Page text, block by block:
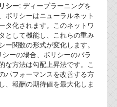
シー: ディープラーニングを
ポリシーはニューラルネット
タ化されます。このネットワ
として機能し、これらの重み
ー関数の形式が変化します。
シーの場合、ポリシーのパラ
な方法は勾配上昇法です。こ
パフォーマンスを改善する方
、報酬の期待値を最大化しま